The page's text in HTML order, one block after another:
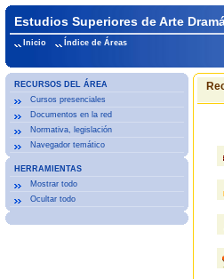
Estudios Superiores de Arte
Inicio Índice de Áreas
RECURSOS DEL ÁREA
Cursos presenciales
Documentos en la red
Normativa, legislación
Navegador temático
HERRAMIENTAS
Mostrar todo
Ocultar todo